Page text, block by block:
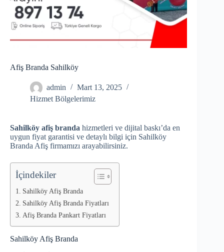
Afiş Branda Sahilköy
admin
Mart 13, 2025
Hizmet Bölgelerimiz
Sahilköy afiş branda hizmetleri ve dijital baskı’da en
uygun fiyat garantisi ve detaylı bilgi için Sahilköy
Branda Afiş firmamızı arayabilirsiniz.
İçindekiler
Sahilköy Afiş Branda
Sahilköy Afiş Branda Fiyatları
Afiş Branda Pankart Fiyatları
Sahilköy Afiş Branda